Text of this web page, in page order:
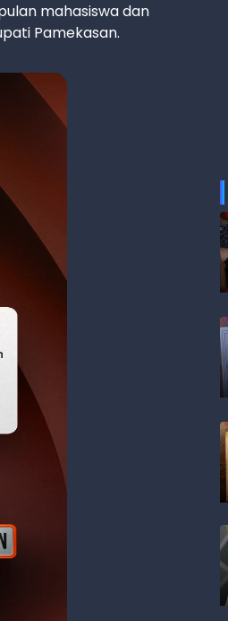
mahasiswa dan
Pamekasan.